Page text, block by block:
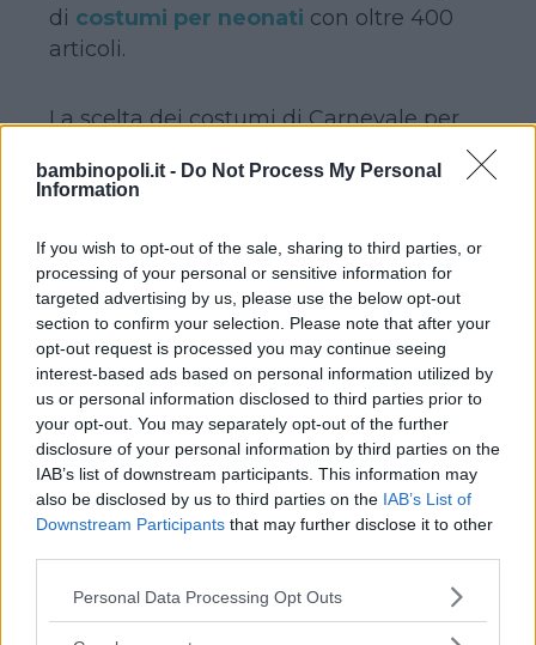
bambinopoli.it - Do Not Process My Personal
Information
If you wish to opt-out of the sale, sharing to third parties, or
processing of your personal or sensitive information for
targeted advertising by us, please use the below opt-out
section to confirm your selection. Please note that after your
opt-out request is processed you may continue seeing
interest-based ads based on personal information utilized by
us or personal information disclosed to third parties prior to
your opt-out. You may separately opt-out of the further
disclosure of your personal information by third parties on the
IAB’s list of downstream participants. This information may
also be disclosed by us to third parties on the IAB’s List of
Downstream Participants that may further disclose it to other
Please note that this website/app uses one or more Google
Personal Data Processing Opt Outs
di costumi per neonati con oltre 400
articoli.
La scelta dei costumi di Carnevale per
ce ne sono per tutti i gusti e per tutte le
fondamentale, anche i costumini più
economici sono fatti con materiali di
qualità e permettono al neonato di
muoversi comodamente.
Continua a leggere dopo la pubblicità
sono pensati per bambini che li
indosseranno rimanendo sdraiati, sulla